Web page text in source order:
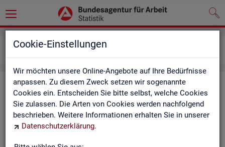
Cookie-Einstellungen
Wir möchten unsere Online-Angebote auf Ihre Bedürfnisse
anpassen. Zu diesem Zweck setzen wir sogenannte
Cookies ein. Entscheiden Sie bitte selbst, welche Cookies
Sie zulassen. Die Arten von Cookies werden nachfolgend
beschrieben. Weitere Informationen erhalten Sie in unserer
Datenschutzerklärung.
Me­dia­thek
In der Me­dia­thek fin­den Sie leicht ver­ständ­li­che Kurz­vi­de­os
zu zen­tra­len The­men der Sta­tis­tik der BA. Wir er­gän­zen unser
Vi­deo­an­ge­bot nach und nach. Wün­schen Sie sich ein Video
zu einem be­stimm­ten Thema? Dann kon­tak­tie­ren Sie